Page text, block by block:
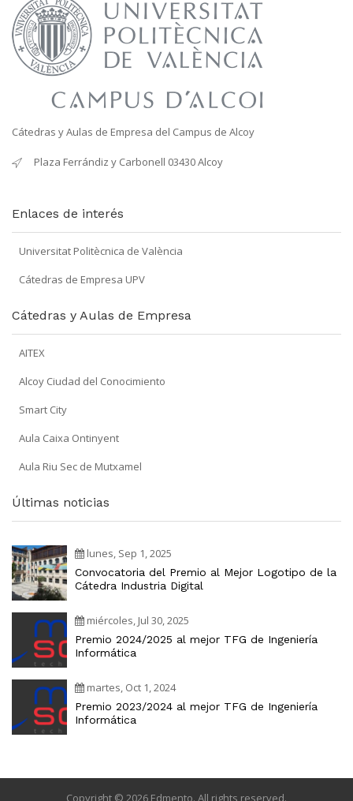
Cátedras y Aulas de Empresa del Campus de Alcoy
Plaza Ferrándiz y Carbonell 03430 Alcoy
Enlaces de interés
Universitat Politècnica de València
Cátedras de Empresa UPV
Cátedras y Aulas de Empresa
AITEX
Alcoy Ciudad del Conocimiento
Smart City
Aula Caixa Ontinyent
Aula Riu Sec de Mutxamel
Últimas noticias
lunes, Sep 1, 2025
Convocatoria del Premio al Mejor Logotipo de la
Cátedra Industria Digital
miércoles, Jul 30, 2025
Premio 2024/2025 al mejor TFG de Ingeniería
Informática
martes, Oct 1, 2024
Premio 2023/2024 al mejor TFG de Ingeniería
Informática
Copyright © 2026 Edmento. All rights reserved.